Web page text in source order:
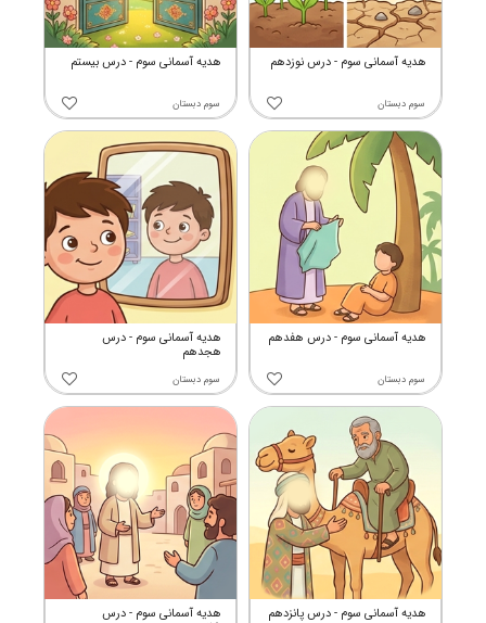
هدیه آسمانی سوم - درس بیستم
سوم دبستان
هدیه آسمانی سوم - درس نوزدهم
سوم دبستان
هدیه آسمانی سوم - درس
هجدهم
سوم دبستان
هدیه آسمانی سوم - درس هفدهم
سوم دبستان
هدیه آسمانی سوم - درس هدیه آسمانی سوم - درس پانزدهم